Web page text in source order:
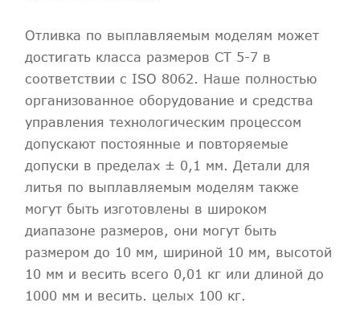
Отливка по выплавляемым моделям может
достигать класса размеров CT 5-7 в
соответствии с ISO 8062. Наше полностью
организованное оборудование и средства
управления технологическим процессом
допускают постоянные и повторяемые
допуски в пределах ± 0,1 мм. Детали для
литья по выплавляемым моделям также
могут быть изготовлены в широком
диапазоне размеров, они могут быть
размером до 10 мм, шириной 10 мм, высотой
10 мм и весить всего 0,01 кг или длиной до
1000 мм и весить. целых 100 кг.